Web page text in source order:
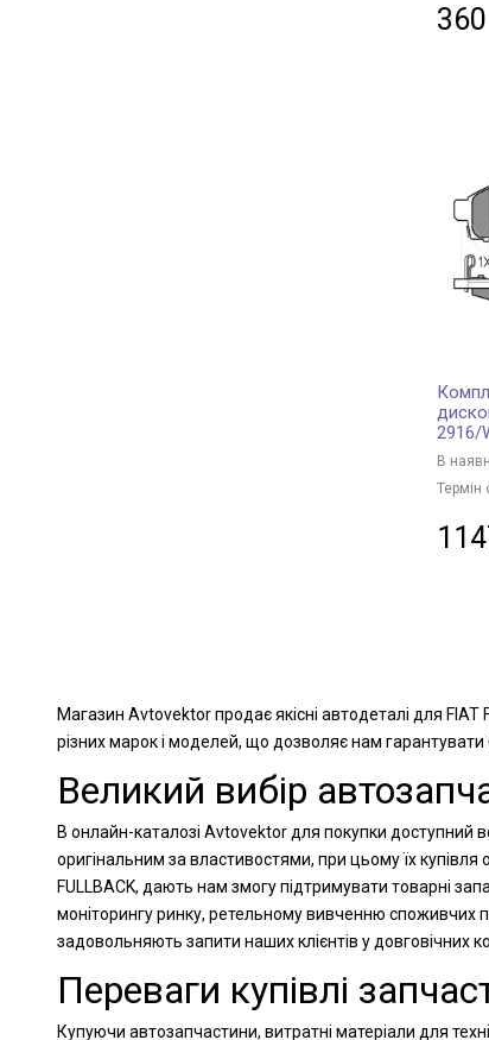
360
2916/
В
Термін
Магазин Avtovektor продає якісні автодеталі для
різних марок і моделей, що дозволяє нам гарантувати
Великий вибір
В онлайн-каталозі Avtovektor для покупки доступний
оригінальним за властивостями, при цьому їх
FULLBACK, дають нам змогу підтримувати товарні
моніторингу ринку, ретельному вивченню споживчих
задовольняють запити наших клієнтів у довговічних
Переваги купівлі
Купуючи автозапчастини, витратні матеріали для